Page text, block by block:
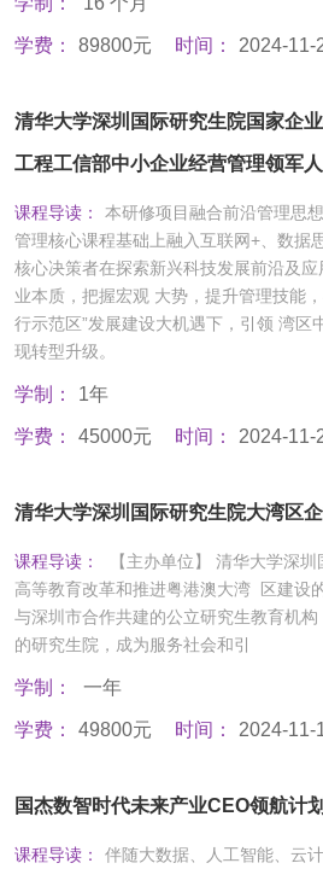
学费： 89800元 时间： 2024-11-
清华大学深圳国际研究生院国家企
工程工信部中小企业经营管理领军
课程导读：
本研修项目融合前沿管理思
管理核心课程基础上融入互联网+、数据
核心决策者在探索新兴科技发展前沿及
业本质，把握宏观 大势，提升管理技能
行示范区”发展建设大机遇下，引领 湾区
现转型升级。
学制： 1年
学费： 45000元 时间： 2024-11-
清华大学深圳国际研究生院大湾区
课程导读：
【主办单位】 清华大学深
高等教育改革和推进粤港澳大湾 区建设
与深圳市合作共建的公立研究生教育机
的研究生院，成为服务社会和引
学制： 一年
学费： 49800元 时间： 2024-11-
国杰数智时代未来产业CEO领航计划
课程导读：
伴随大数据、人工智能、云